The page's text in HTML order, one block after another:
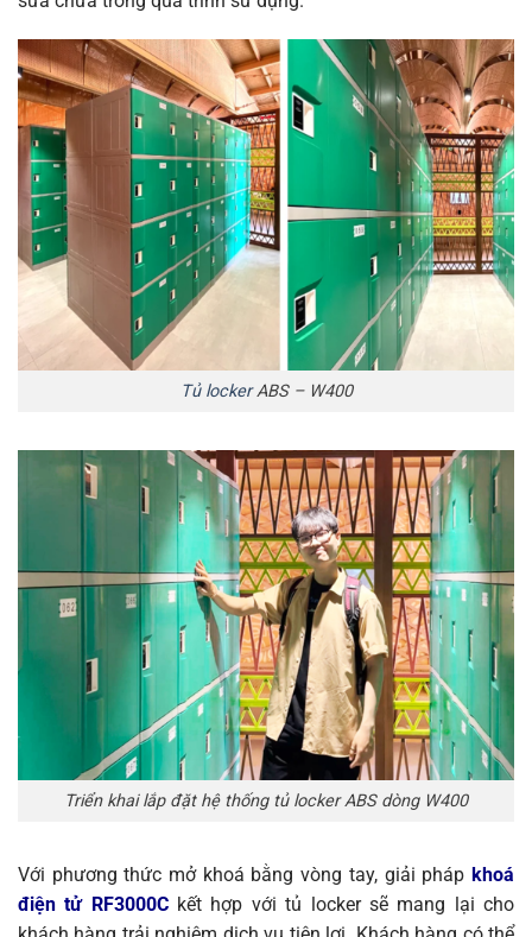
Tủ lockerABS – W400
Triển khai lắp đặt hệ thống tủ locker ABS dòng W400
Với phương thức mở khoá bằng vòng tay, giải pháp khoá
điện tử RF3000C kết hợp với tủ locker sẽ mang lại cho